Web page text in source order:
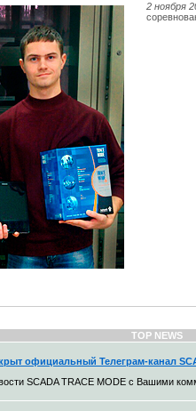
2 ноября
TOP NEWS
официальный Телеграм-канал
SCADA TRACE MODE с Вашими